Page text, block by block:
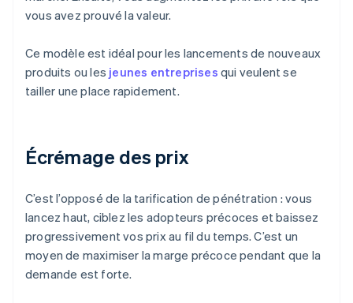
vous avez prouvé la valeur.
Ce modèle est idéal pour les lancements de nouveaux
produits ou les jeunes entreprises qui veulent se
tailler une place rapidement.
Écrémage des prix
C’est l’opposé de la tarification de pénétration : vous
lancez haut, ciblez les adopteurs précoces et baissez
progressivement vos prix au fil du temps. C’est un
moyen de maximiser la marge précoce pendant que la
demande est forte.